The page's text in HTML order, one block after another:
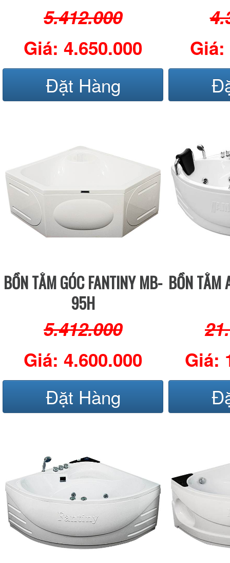
5.412.000
Giá: 4.650.000
Đặt Hàng
Giá:
BỒN TẮM GÓC FANTINY MB-
95H
5.412.000
Giá: 4.600.000
Đặt Hàng
BỒN TẮM
Giá: